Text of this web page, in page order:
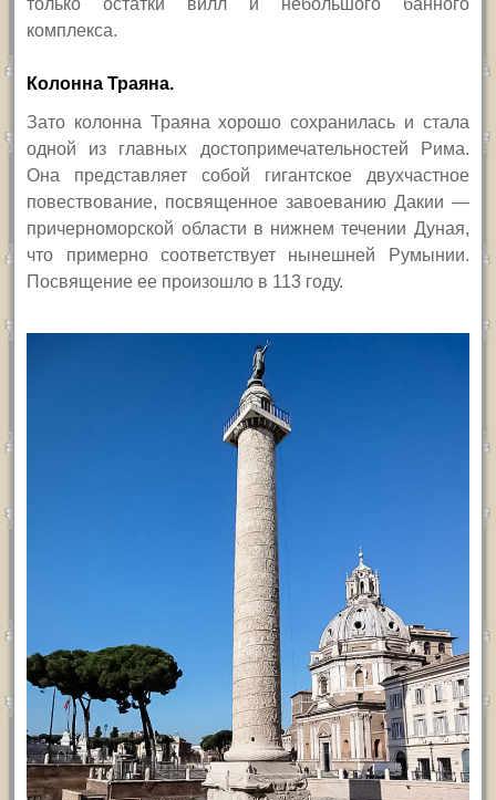
комплекса.
Колонна Траяна.
Зато колонна Траяна хорошо сохранилась и стала
одной из главных достопримечательностей Рима.
Она представляет собой гигантское двухчастное
повествование, посвященное завоеванию Дакии —
причерноморской области в нижнем течении Дуная,
что примерно соответствует нынешней Румынии.
Посвящение ее произошло в 113 году.